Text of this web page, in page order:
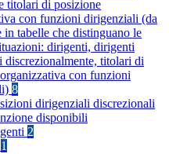
titolari di posizione
con funzioni dirigenziali (da
in tabelle che distinguano le
dirigenti, dirigenti
discrezionalmente, titolari di
con funzioni
8
dirigenziali discrezionali
disponibili
2
1